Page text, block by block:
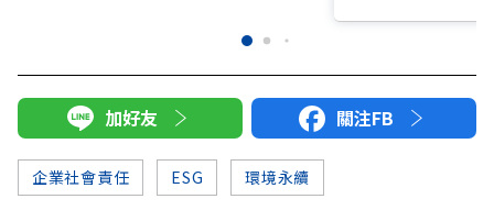
加好友 關注FB
企業社會責任 ESG 環境永續